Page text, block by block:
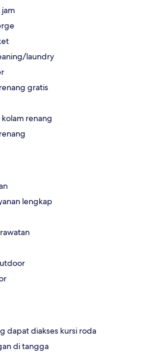
jam
laundry
gratis
renang
lengkap
dapat diakses kursi roda
di tangga